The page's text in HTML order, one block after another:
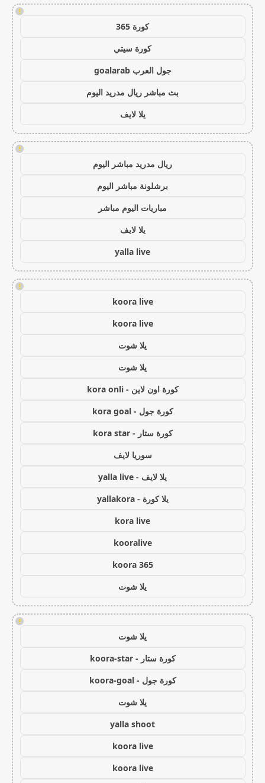
!
كورة 365
كورة سيتي
جول العرب goalarab
بث مباشر ريال مدريد اليوم
يلا لايف
!
ريال مدريد مباشر اليوم
برشلونة مباشر اليوم
مباريات اليوم مباشر
يلا لايف
yalla live
!
koora live
koora live
يلا شوت
يلا شوت
كورة اون لاين - kora onli
كورة جول - kora goal
كورة ستار - kora star
سوريا لايف
يلا لايف - yalla live
يلا كورة - yallakora
kora live
kooralive
koora 365
يلا شوت
!
يلا شوت
كورة ستار - koora-star
كورة جول - koora-goal
يلا شوت
yalla shoot
koora live
koora live